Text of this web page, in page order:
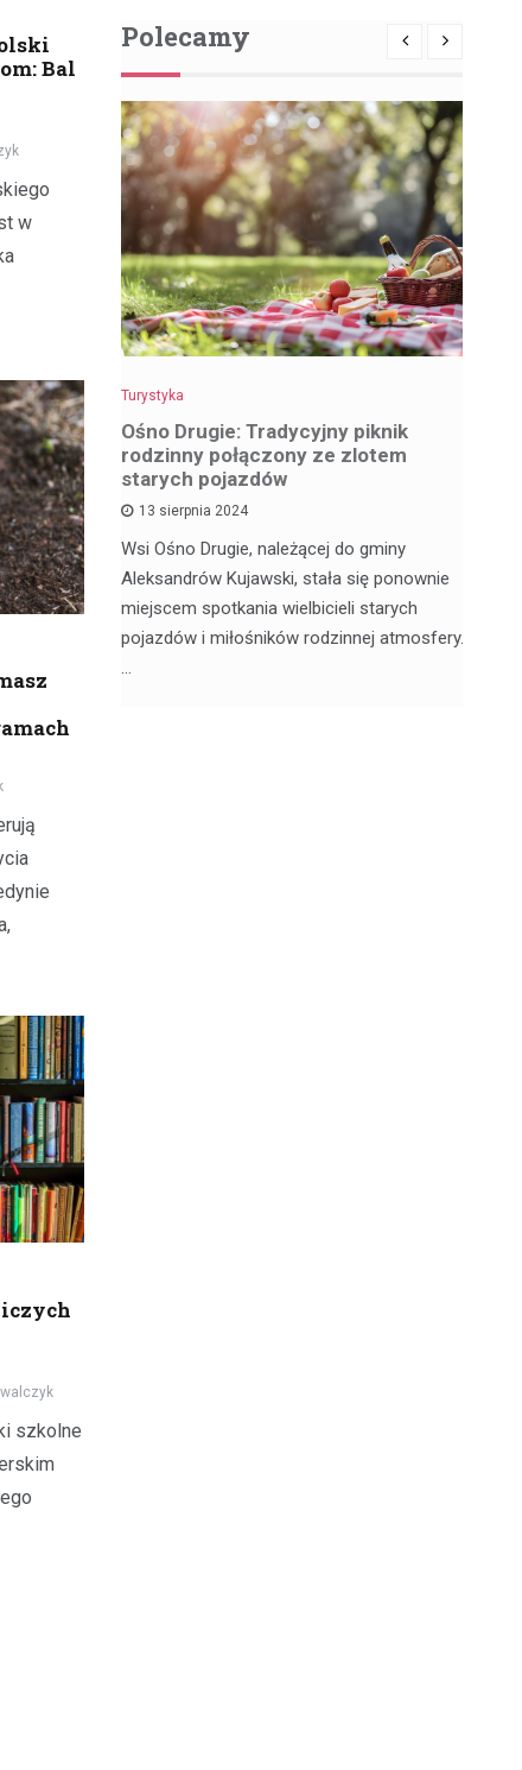
Bal
w
szkolne
Polecamy
satelickie
Nie
Turystyka
Ośno Drugie: Tradycyjny piknik
rodzinny połączony ze zlotem
starych pojazdów
13 sierpnia 2024
Wsi Ośno Drugie, należącej do gminy
Aleksandrów Kujawski, stała się ponownie
miejscem spotkania wielbicieli starych
pojazdów i miłośników rodzinnej atmosfery.